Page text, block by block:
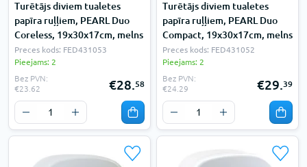
Turētājs diviem tualetes
papīra ruļļiem, PEARL Duo
Coreless, 19x30x17cm, melns
Preces kods: FED431053
Pieejams: 2
Bez PVN:
€23.62
€28.58
Turētājs diviem tualetes
papīra ruļļiem, PEARL Duo
Compact, 19x30x17cm, melns
Preces kods: FED431052
Pieejams: 2
Bez PVN:
€24.29
€29.39